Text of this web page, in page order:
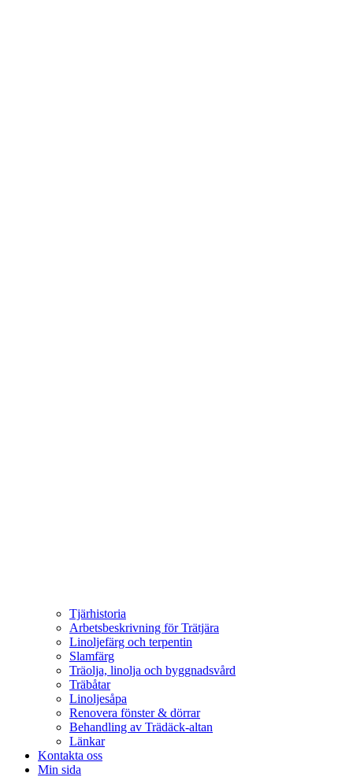
Tjärhistoria
Arbetsbeskrivning för Trätjära
Linoljefärg och terpentin
Slamfärg
Träolja, linolja och byggnadsvård
Träbåtar
Linoljesåpa
Renovera fönster & dörrar
Behandling av Trädäck-altan
Länkar
Kontakta oss
Min sida